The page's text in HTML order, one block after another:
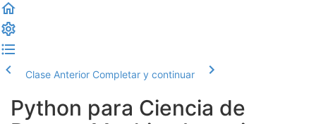
Clase Anterior Completar y continuar
Python para Ciencia de